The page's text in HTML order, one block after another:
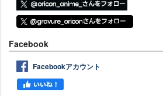
Facebook
Facebookアカウント